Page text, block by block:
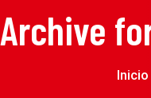
Archive
Inicio